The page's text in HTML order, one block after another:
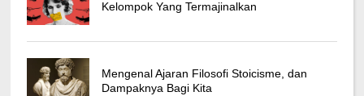
Kelompok Yang Termajinalkan
Mengenal Ajaran Filosofi Stoicisme, dan
Dampaknya Bagi Kita